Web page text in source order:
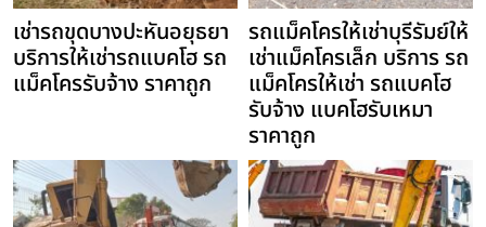
เช่ารถขุดบางปะหันอยุธยา
บริการให้เช่ารถแบคโฮ รถ
แม็คโครรับจ้าง ราคาถูก
รถแม็คโครให้เช่าบุรีรัมย์ให้
เช่าแม็คโครเล็ก บริการ รถ
แม็คโครให้เช่า รถแบคโฮ
รับจ้าง แบคโฮรับเหมา
ราคาถูก